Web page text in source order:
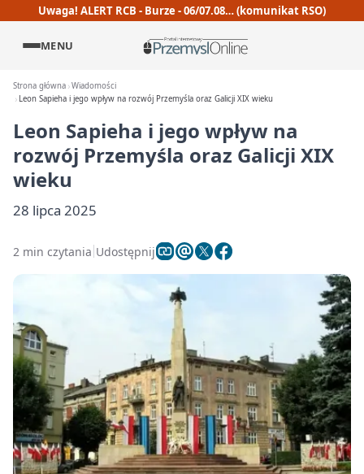
Uwaga! ALERT RCB - Burze - 06/07.08… (komunikat RSO)
MENU
Strona główna Wiadomości
Leon Sapieha i jego wpływ na rozwój Przemyśla oraz Galicji XIX wieku
Leon Sapieha i jego wpływ na
rozwój Przemyśla oraz Galicji XIX
wieku
28 lipca 2025
2 min czytania Udostępnij